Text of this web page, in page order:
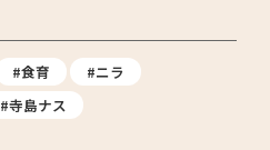
#食育
#ニラ
#寺島ナス